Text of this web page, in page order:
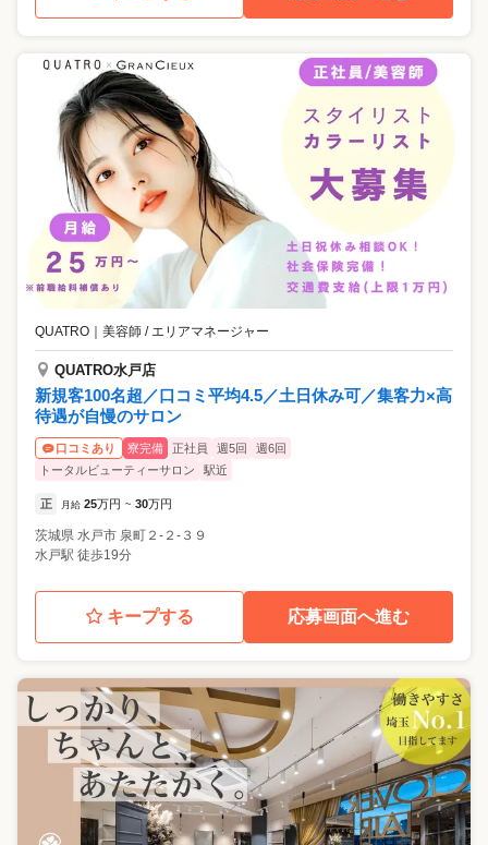
QUATRO 美容師 / エリアマネージャー
QUATRO水戸店
新規客100名超／口コミ平均4.5／土日休み可／集客力×高
待遇が自慢のサロン
口コミあり 寮完備 正社員 週5回
週6回
トータルビューティーサロン
駅近
正 月給 25万円 ~ 30万円
茨城県 水戸市 泉町２-２-３９
水戸駅 徒歩19分
キープする 応募画面へ進む